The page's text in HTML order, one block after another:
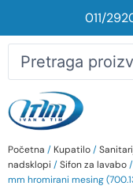
011/
Početna / Kupatilo/
nadsklopi /Sifon za lavabo
mm hromirani mesing